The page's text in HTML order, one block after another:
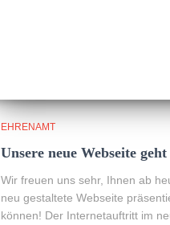
EHRENAMT
Unsere neue Webseite
Wir freuen uns sehr, Ihnen ab
neu gestaltete Webseite
können! Der Internetauftritt im